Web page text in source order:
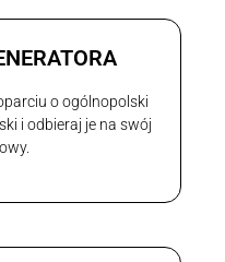
o ogólnopolski
i odbieraj je na swój